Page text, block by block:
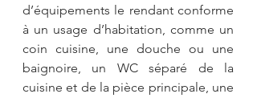
d’équipements le rendant conforme
à un usage d’habitation, comme un
coin cuisine, une douche ou une
baignoire, un WC séparé de la
cuisine et de la pièce principale, une